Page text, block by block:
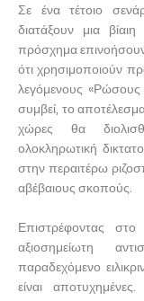
Σε ένα τέτοιο
διατάξουν μια
πρόσχημα
ότι χρησιμοποιούν
λεγόμενους
συμβεί, το
χώρες θα
ολοκληρωτική
στην περαιτέρω
αβέβαιους σκοπούς.
Επιστρέφοντας
αξιοσημείωτη
παραδεχόμενο
είναι